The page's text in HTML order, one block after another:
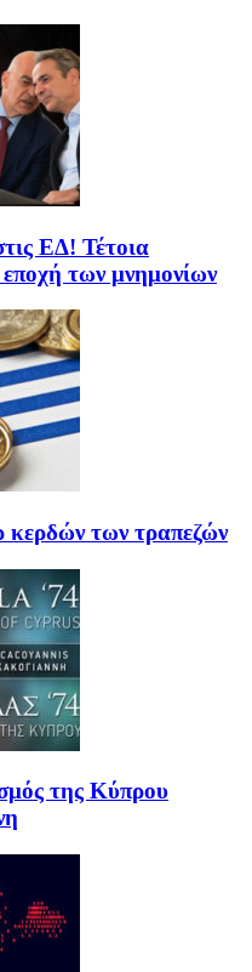
ΕΔ! Τέτοια
των μνημονίων
κερδών των τραπεζών
της Κύπρου